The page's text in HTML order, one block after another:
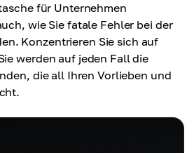
für Unternehmen
wie Sie fatale Fehler bei der
Konzentrieren Sie sich auf
werden auf jeden Fall die
die all Ihren Vorlieben und